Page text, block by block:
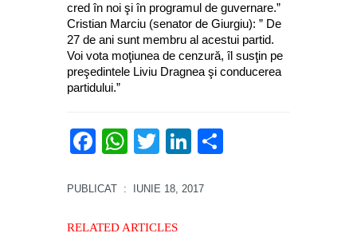
cred în noi şi în programul de guvernare.”
Cristian Marciu (senator de Giurgiu): ” De
27 de ani sunt membru al acestui partid.
Voi vota moţiunea de cenzură, îl susţin pe
preşedintele Liviu Dragnea şi conducerea
partidului.”
Facebook
WhatsApp
TwitterLinkedIn
PUBLICAT : IUNIE 18, 2017
RELATED ARTICLES